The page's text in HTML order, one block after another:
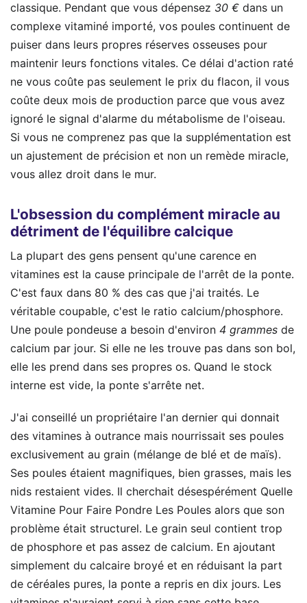
classique. Pendant que vous dépensez 30 € dans un
complexe vitaminé importé, vos poules continuent de
puiser dans leurs propres réserves osseuses pour
maintenir leurs fonctions vitales. Ce délai d'action raté
ne vous coûte pas seulement le prix du flacon, il vous
coûte deux mois de production parce que vous avez
ignoré le signal d'alarme du métabolisme de l'oiseau.
Si vous ne comprenez pas que la supplémentation est
un ajustement de précision et non un remède miracle,
vous allez droit dans le mur.
L'obsession du complément miracle au
détriment de l'équilibre calcique
La plupart des gens pensent qu'une carence en
vitamines est la cause principale de l'arrêt de la ponte.
C'est faux dans 80 % des cas que j'ai traités. Le
véritable coupable, c'est le ratio calcium/phosphore.
Une poule pondeuse a besoin d'environ 4 grammes de
calcium par jour. Si elle ne les trouve pas dans son bol,
elle les prend dans ses propres os. Quand le stock
interne est vide, la ponte s'arrête net.
J'ai conseillé un propriétaire l'an dernier qui donnait
des vitamines à outrance mais nourrissait ses poules
exclusivement au grain (mélange de blé et de maïs).
Ses poules étaient magnifiques, bien grasses, mais les
nids restaient vides. Il cherchait désespérément Quelle
Vitamine Pour Faire Pondre Les Poules alors que son
problème était structurel. Le grain seul contient trop
de phosphore et pas assez de calcium. En ajoutant
simplement du calcaire broyé et en réduisant la part
de céréales pures, la ponte a repris en dix jours. Les